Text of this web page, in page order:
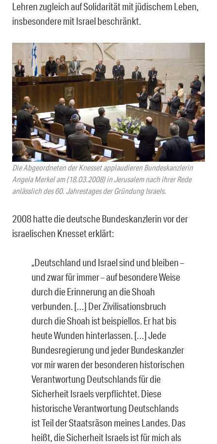
Lehren zugleich auf Solidarität mit jüdischem Leben,
insbesondere mit Israel beschränkt.
Die Abgeordneten der Knesset applaudieren Bundeskanzlerin
Angela Merkel am (18.03.2008) in Jerusalem nach ihrer Rede
anlässlich des 60. Jahrestages der Gründung Israels.
2008 hatte die deutsche Bundeskanzlerin vor der
israelischen Knesset erklärt:
„Deutschland und Israel sind und bleiben –
und zwar für immer – auf besondere Weise
durch die Erinnerung an die Shoah
verbunden. […] Der Zivilisationsbruch
durch die Shoah ist beispiellos. Er hat bis
heute Wunden hinterlassen. […] Jede
Bundesregierung und jeder Bundeskanzler
vor mir waren der besonderen historischen
Verantwortung Deutschlands für die
Sicherheit Israels verpflichtet. Diese
historische Verantwortung Deutschlands
ist Teil der Staatsräson meines Landes. Das
heißt, die Sicherheit Israels ist für mich als